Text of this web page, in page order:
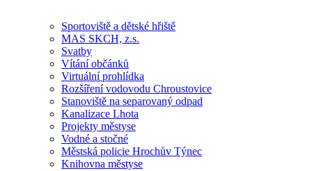
Sportoviště a dětské hřiště
MAS SKCH, z.s.
Svatby
Vítání občánků
Virtuální prohlídka
Rozšíření vodovodu Chroustovice
Stanoviště na separovaný odpad
Kanalizace Lhota
Projekty městyse
Vodné a stočné
Městská policie Hrochův Týnec
Knihovna městyse